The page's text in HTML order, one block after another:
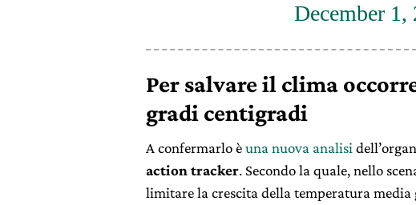
December 1,
Per salvare il clima
gradi centigradi
A confermarlo èuna nuova analisi
action tracker. Secondo la quale, nello
limitare la crescita della temperatura media